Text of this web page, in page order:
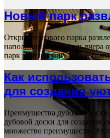
Новый парк
Открытие нового парка
наполнили город, ведь
парк развлечений. Это
Как
для создания
Преимущества дубовой доски
дубовой доски для создания
множество преимуществ.